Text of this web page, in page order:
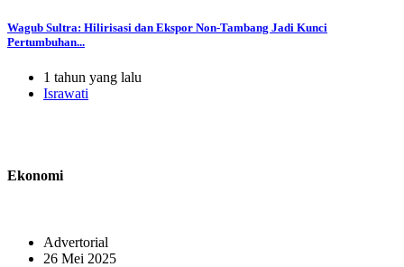
Wagub Sultra: Hilirisasi dan Ekspor Non-Tambang Jadi Kunci
Pertumbuhan...
1 tahun yang lalu
Israwati
Ekonomi
Advertorial
26 Mei 2025